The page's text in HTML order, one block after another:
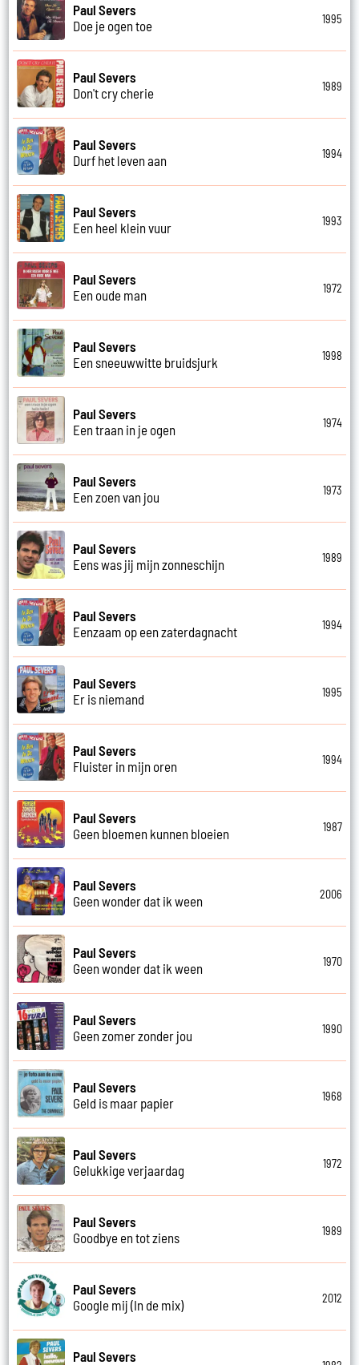
Paul Severs
Doe je ogen toe
1995
Paul Severs
Don't cry cherie
1989
Paul Severs
Durf het leven aan
1994
Paul Severs
Een heel klein vuur
1993
Paul Severs
Een oude man
1972
Paul Severs
Een sneeuwwitte bruidsjurk
1998
Paul Severs
Een traan in je ogen
1974
Paul Severs
Een zoen van jou
1973
Paul Severs
Eens was jij mijn zonneschijn
1989
Paul Severs
Eenzaam op een zaterdagnacht
1994
Paul Severs
Er is niemand
1995
Paul Severs
Fluister in mijn oren
1994
Paul Severs
Geen bloemen kunnen bloeien
1987
Paul Severs
Geen wonder dat ik ween
2006
Paul Severs
Geen wonder dat ik ween
1970
Paul Severs
Geen zomer zonder jou
1990
Paul Severs
Geld is maar papier
1968
Paul Severs
Gelukkige verjaardag
1972
Paul Severs
Goodbye en tot ziens
1989
Paul Severs
Google mij (In de mix)
2012
Paul Severs